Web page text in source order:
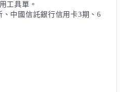
工具單。
中國信託銀行信用卡3期、6